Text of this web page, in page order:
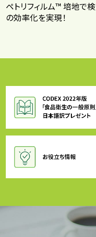
ペトリフィルム™ 培地で
の効率化を実現！